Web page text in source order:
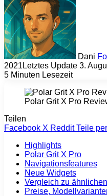
Dani
2021 Letztes Update 3.
5 Minuten Lesezeit
Polar Grit X Pro
Teilen
Facebook X Reddit Teile
Highlights
Polar Grit X Pro
Navigationsfeatures
Neue Widgets
Vergleich zu
Preise,